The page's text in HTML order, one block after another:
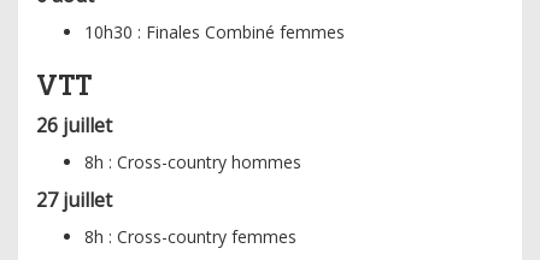
10h30 : Finales Combiné femmes
VTT
26 juillet
8h : Cross-country hommes
27 juillet
8h : Cross-country femmes